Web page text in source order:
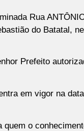
Rua
do Batatal,
Prefeito
em vigor na
quem o